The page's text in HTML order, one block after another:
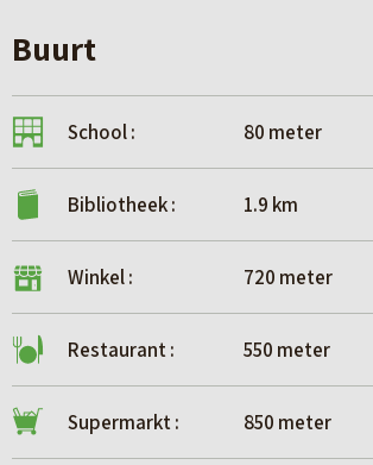
Buurt
School : 80 meter
Bibliotheek : 1.9 km
Winkel : 720 meter
Restaurant : 550 meter
Supermarkt : 850 meter